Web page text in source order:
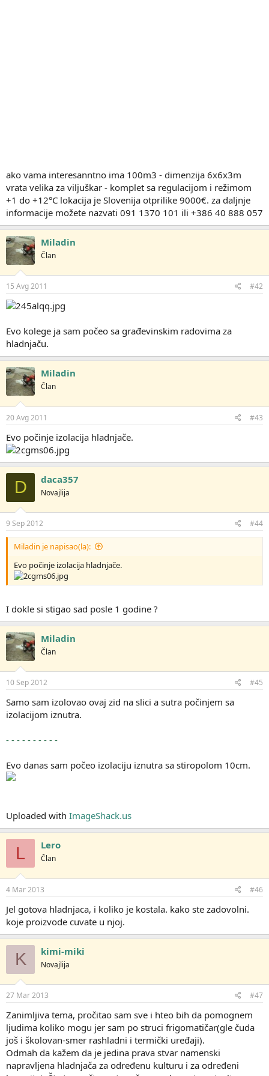
ako vama interesanntno ima 100m3 - dimenzija 6x6x3m
vrata velika za viljuškar - komplet sa regulacijom i režimom
+1 do +12°C lokacija je Slovenija otprilike 9000€. za daljnje
informacije možete nazvati 091 1370 101 ili +386 40 888 057
Miladin
Član
15 Avg 2011 #42
Evo kolege ja sam počeo sa građevinskim radovima za
hladnjaču.
Miladin
Član
20 Avg 2011 #43
Evo počinje izolacija hladnjače.
D daca357
Novajlija
9 Sep 2012 #44
Miladin je napisao(la):
Evo počinje izolacija hladnjače.
I dokle si stigao sad posle 1 godine ?
Miladin
Član
10 Sep 2012 #45
Samo sam izolovao ovaj zid na slici a sutra počinjem sa
izolacijom iznutra.
- - - - - - - - - -
Evo danas sam počeo izolaciju iznutra sa stiropolom 10cm.
Uploaded with ImageShack.us
L Lero
Član
4 Mar 2013 #46
Jel gotova hladnjaca, i koliko je kostala. kako ste zadovolni.
koje proizvode cuvate u njoj.
K kimi-miki
Novajlija
27 Mar 2013 #47
Zanimljiva tema, pročitao sam sve i hteo bih da pomognem
ljudima koliko mogu jer sam po struci frigomatičar(gle čuda
još i školovan-smer rashladni i termički uređaji).
Odmah da kažem da je jedina prava stvar namenski
napravljena hladnjača za određenu kulturu i za određeni